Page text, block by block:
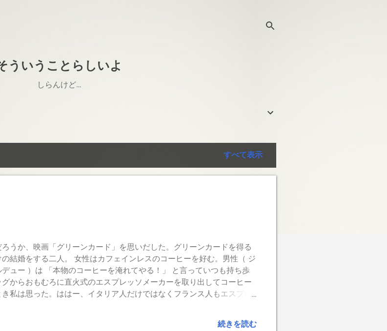
ういうことらしいよ
しらんけど…
すべて表示
うか、映画「グリーンカード」を思いだした。グリーンカードを得る
結婚をする二人。 女性はカフェインレスのコーヒーを好む。男性（ ジ
ュー ）は 「本物のコーヒーを淹れてやる！」 と言っていつも持ち歩
からおもむろに直火式のエスプレッソメーカーを取り出してコーヒー
私は思った。ははー、イタリア人だけではなくフランス人もエスプレ
続きを読む